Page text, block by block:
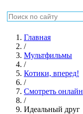
Главная
/
Мультфильмы
/
Котики, вперед!
/
Смотреть онлайн
/
Идеальный друг